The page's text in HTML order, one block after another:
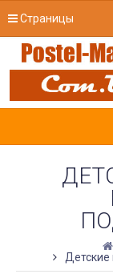
Страницы
Детские